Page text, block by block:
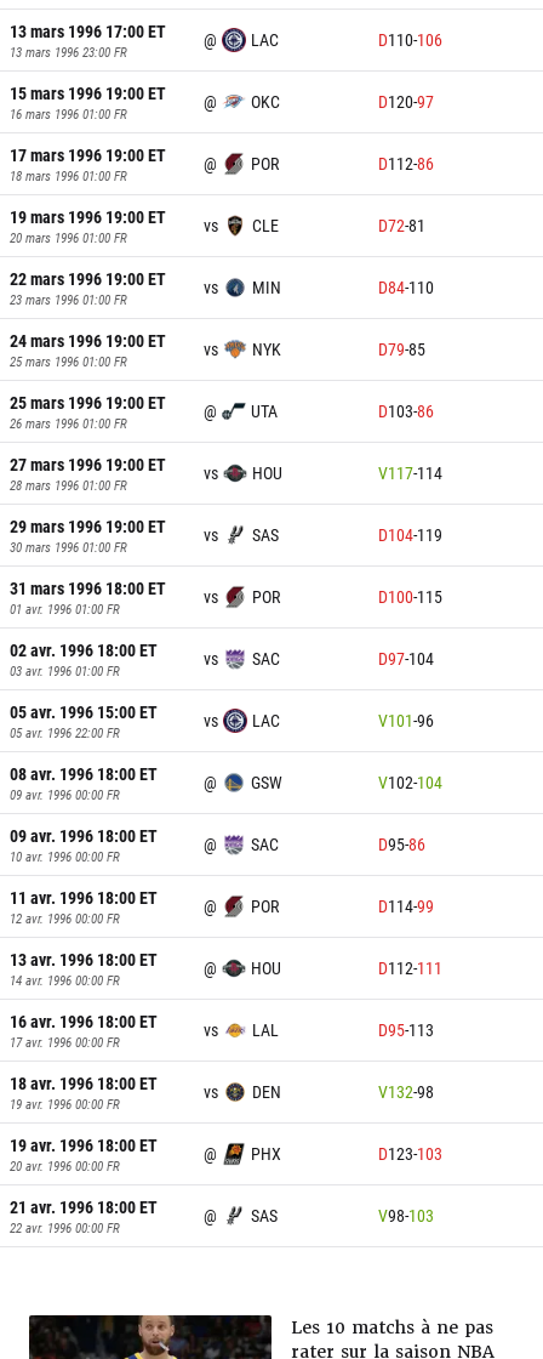
13 mars 1996 17:00ET
13 mars 1996 23:00 FR
@ LAC D110-106
15 mars 1996 19:00ET
16 mars 1996 01:00 FR
@ OKC D120-97
17 mars 1996 19:00ET
18 mars 1996 01:00 FR
@ POR D112-86
19 mars 1996 19:00ET
20 mars 1996 01:00 FR
vs CLE D72-81
22 mars 1996 19:00ET
23 mars 1996 01:00 FR
vs MIN D84-110
24 mars 1996 19:00ET
25 mars 1996 01:00 FR
vs NYK D79-85
25 mars 1996 19:00ET
26 mars 1996 01:00 FR
@ UTA D103-86
27 mars 1996 19:00ET
28 mars 1996 01:00 FR
vs HOU V117-114
29 mars 1996 19:00ET
30 mars 1996 01:00 FR
vs SAS D104-119
31 mars 1996 18:00ET
01 avr. 1996 01:00 FR
vs POR D100-115
02 avr. 1996 18:00ET
03 avr. 1996 01:00 FR
vs SAC D97-104
05 avr. 1996 15:00ET
05 avr. 1996 22:00 FR
vs LAC V101-96
08 avr. 1996 18:00ET
09 avr. 1996 00:00 FR
@ GSW V102-104
09 avr. 1996 18:00ET
10 avr. 1996 00:00 FR
@ SAC D95-86
11 avr. 1996 18:00ET
12 avr. 1996 00:00 FR
@ POR D114-99
13 avr. 1996 18:00ET
14 avr. 1996 00:00 FR
@ HOU D112-111
16 avr. 1996 18:00ET
17 avr. 1996 00:00 FR
vs LAL D95-113
18 avr. 1996 18:00ET
19 avr. 1996 00:00 FR
vs DEN V132-98
19 avr. 1996 18:00ET
20 avr. 1996 00:00 FR
@ PHX D123-103
21 avr. 1996 18:00ET
22 avr. 1996 00:00 FR
@ SAS V98-103
Les 10 matchs à ne pas
rater sur la saison NBA